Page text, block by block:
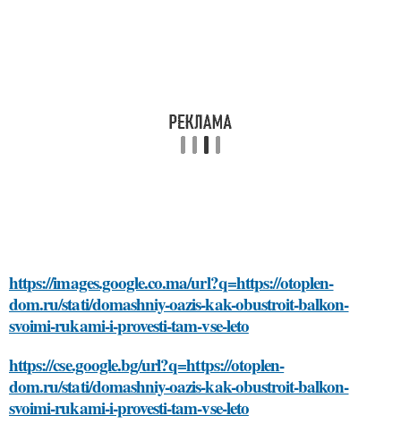
https://images.google.co.ma/url?q=https://otoplen-
dom.ru/stati/domashniy-oazis-kak-obustroit-balkon-
svoimi-rukami-i-provesti-tam-vse-leto
https://cse.google.bg/url?q=https://otoplen-
dom.ru/stati/domashniy-oazis-kak-obustroit-balkon-
svoimi-rukami-i-provesti-tam-vse-leto